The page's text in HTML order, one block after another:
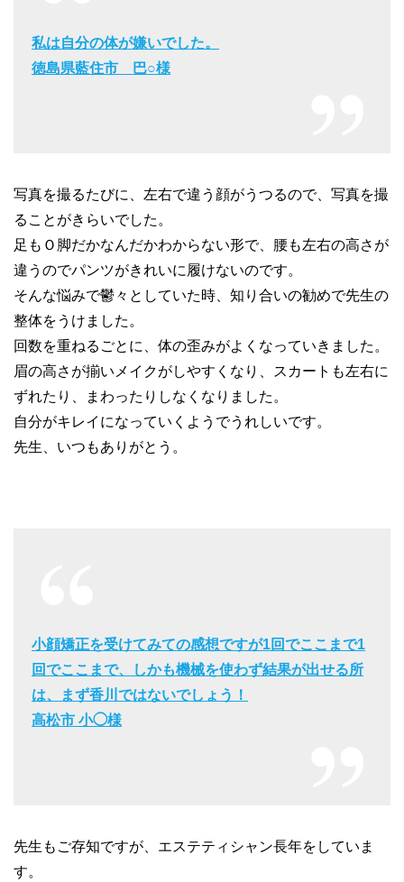
私は自分の体が嫌いでした。
徳島県藍住市 巴○様
写真を撮るたびに、左右で違う顔がうつるので、写真を撮
ることがきらいでした。
足もＯ脚だかなんだかわからない形で、腰も左右の高さが
違うのでパンツがきれいに履けないのです。
そんな悩みで鬱々としていた時、知り合いの勧めで先生の
整体をうけました。
回数を重ねるごとに、体の歪みがよくなっていきました。
眉の高さが揃いメイクがしやすくなり、スカートも左右に
ずれたり、まわったりしなくなりました。
自分がキレイになっていくようでうれしいです。
先生、いつもありがとう。
小顔矯正を受けてみての感想ですが1回でここまで1
回でここまで、しかも機械を使わず結果が出せる所
は、まず香川ではないでしょう！
高松市 小◯様
先生もご存知ですが、エステティシャン長年をしていま
す。